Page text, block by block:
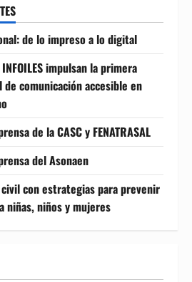
de lo impreso a lo digital
INFOILES impulsan la primera
comunicación accesible en
de la CASC y FENATRASAL
del Asonaen
civil con estrategias para prevenir
niñas, niños y mujeres